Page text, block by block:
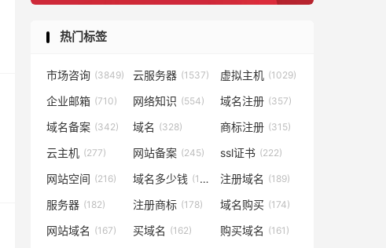
热门标签
市场咨询 (3849) 云服务器 (1537) 虚拟主机 (1029)
企业邮箱 (710) 网络知识 (554) 域名注册 (357)
域名备案 (342) 域名 (328) 商标注册 (315)
云主机 (277) 网站备案 (245) ssl证书 (222)
网站空间 (216) 域名多少钱 (194) 注册域名 (189)
服务器 (182) 注册商标 (178) 域名购买 (174)
网站域名 (167) 买域名 (162) 购买域名 (161)